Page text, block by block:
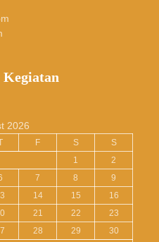
2026
F S
S
1
2
7 8
9
14 15
16
21 22
23
28 29
30